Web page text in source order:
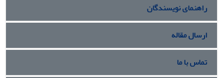
راهنمای نویسندگان
ارسال مقاله
تماس با ما